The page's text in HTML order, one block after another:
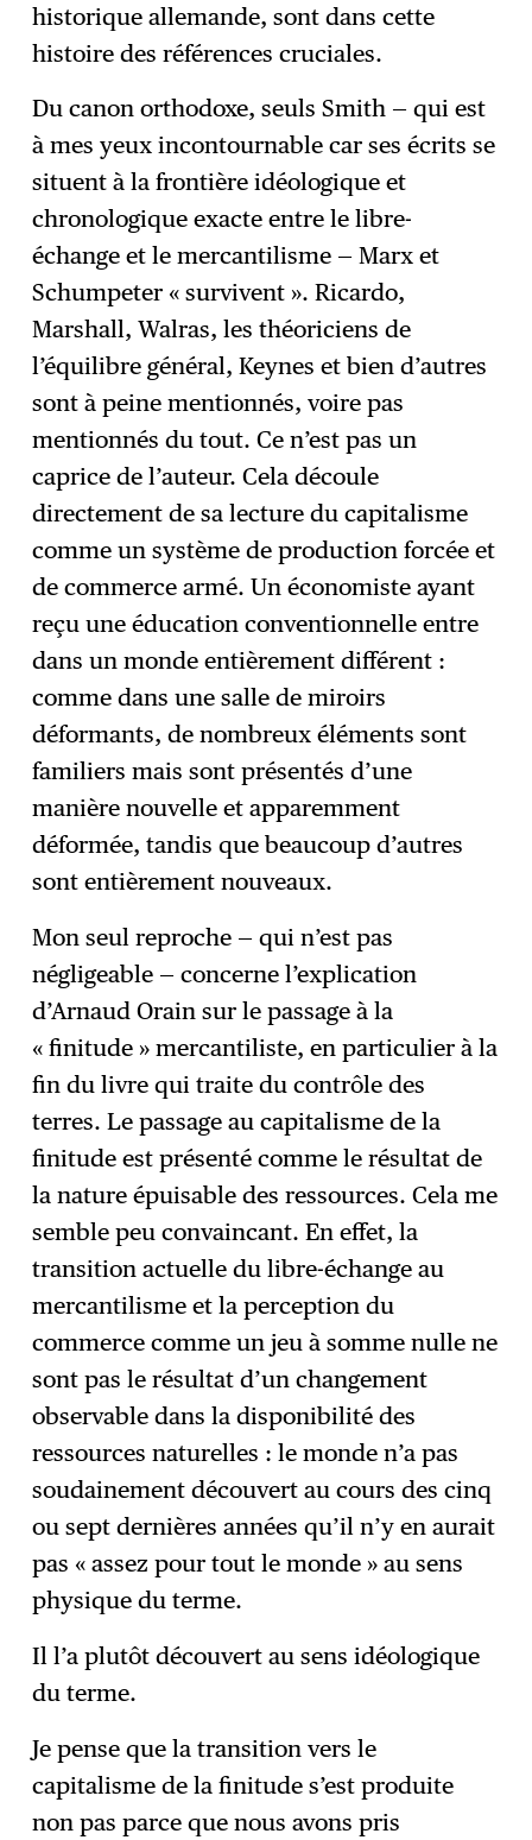
historique allemande, sont dans cette
histoire des références cruciales.
Du canon orthodoxe, seuls Smith — qui est
à mes yeux incontournable car ses écrits se
situent à la frontière idéologique et
chronologique exacte entre le libre-
échange et le mercantilisme — Marx et
Schumpeter « survivent ». Ricardo,
Marshall, Walras, les théoriciens de
l’équilibre général, Keynes et bien d’autres
sont à peine mentionnés, voire pas
mentionnés du tout. Ce n’est pas un
caprice de l’auteur. Cela découle
directement de sa lecture du capitalisme
comme un système de production forcée et
de commerce armé. Un économiste ayant
reçu une éducation conventionnelle entre
dans un monde entièrement différent :
comme dans une salle de miroirs
déformants, de nombreux éléments sont
familiers mais sont présentés d’une
manière nouvelle et apparemment
déformée, tandis que beaucoup d’autres
sont entièrement nouveaux.
Mon seul reproche — qui n’est pas
négligeable — concerne l’explication
d’Arnaud Orain sur le passage à la
« finitude » mercantiliste, en particulier à la
fin du livre qui traite du contrôle des
terres. Le passage au capitalisme de la
finitude est présenté comme le résultat de
la nature épuisable des ressources. Cela me
semble peu convaincant. En effet, la
transition actuelle du libre-échange au
mercantilisme et la perception du
commerce comme un jeu à somme nulle ne
sont pas le résultat d’un changement
observable dans la disponibilité des
ressources naturelles : le monde n’a pas
soudainement découvert au cours des cinq
ou sept dernières années qu’il n’y en aurait
pas « assez pour tout le monde » au sens
physique du terme.
Il l’a plutôt découvert au sens idéologique
du terme.
Je pense que la transition vers le
capitalisme de la finitude s’est produite
non pas parce que nous avons pris